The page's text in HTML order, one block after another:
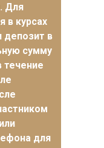
Для
в курсах
депозит в
сумму
течение
для